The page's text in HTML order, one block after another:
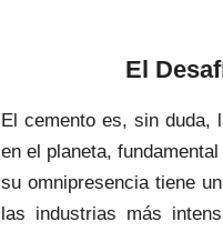
El
El cemento es, sin duda,
en el planeta,
su omnipresencia tiene
las industrias más